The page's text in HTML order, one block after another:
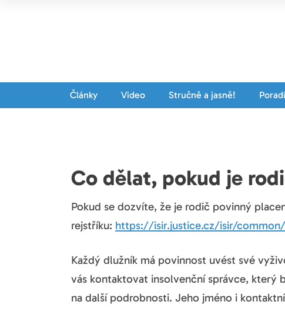
Články Video Stručně a jasně!
Co dělat, pokud je
Pokud se dozvíte, že je rodič povinný
rejstříku: https://isir.justice.cz/isir/
Každý dlužník má povinnost uvést své
vás kontaktovat insolvenční správce, který
na další podrobnosti. Jeho jméno i